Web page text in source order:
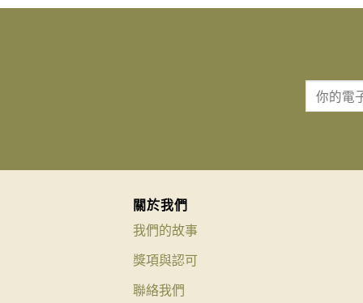
關於我們
我們的故事
獎項與認可
聯絡我們